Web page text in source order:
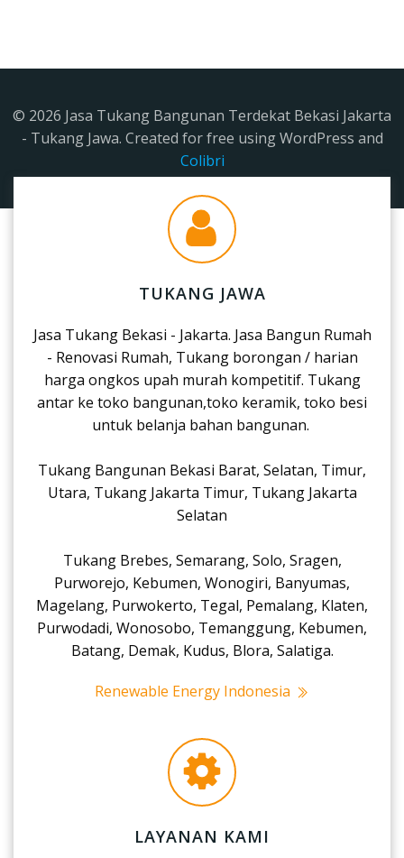
© 2026 Jasa Tukang Bangunan Terdekat Bekasi Jakarta
- Tukang Jawa. Created for free using WordPress and
Colibri
TUKANG JAWA
Jasa Tukang Bekasi - Jakarta. Jasa Bangun Rumah
- Renovasi Rumah, Tukang borongan / harian
harga ongkos upah murah kompetitif. Tukang
antar ke toko bangunan,toko keramik, toko besi
untuk belanja bahan bangunan.
Tukang Bangunan Bekasi Barat, Selatan, Timur,
Utara, Tukang Jakarta Timur, Tukang Jakarta
Selatan
Tukang Brebes, Semarang, Solo, Sragen,
Purworejo, Kebumen, Wonogiri, Banyumas,
Magelang, Purwokerto, Tegal, Pemalang, Klaten,
Purwodadi, Wonosobo, Temanggung, Kebumen,
Batang, Demak, Kudus, Blora, Salatiga.
Renewable Energy Indonesia
LAYANAN KAMI